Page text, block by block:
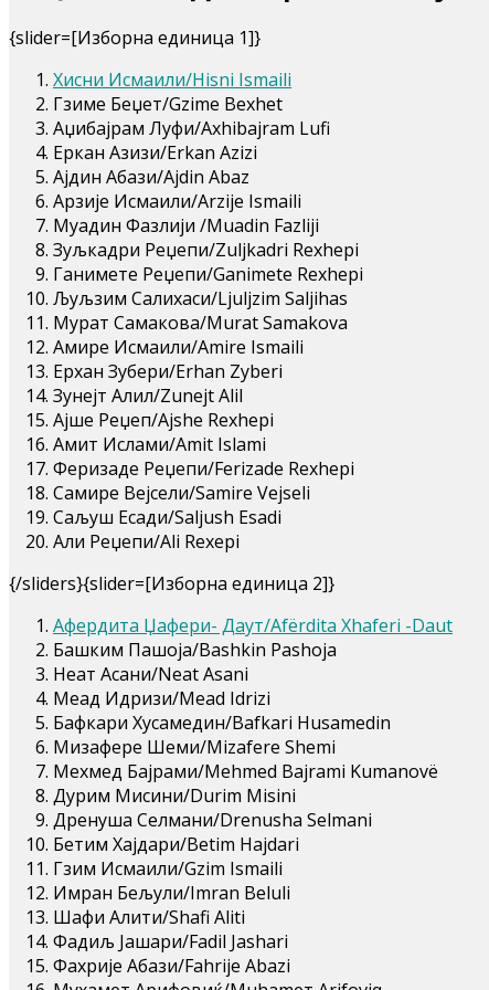
{slider=[Изборна единица 1]}
Хисни Исмаили/Hisni Ismaili
Гзиме Беџет/Gzime Bexhet
Аџибајрам Луфи/Axhibajram Lufi
Еркан Азизи/Erkan Azizi
Ајдин Абази/Ajdin Abaz
Арзије Исмаили/Arzije Ismaili
Муадин Фазлији /Muadin Fazliji
Зуљкадри Реџепи/Zulјkadri Rexhepi
Ганимете Реџепи/Ganimete Rexhepi
Љуљзим Салихаси/Lјulјzim Saljihas
Мурат Самакова/Murat Samakova
Амире Исмаили/Amire Ismaili
Ерхан Зубери/Erhan Zyberi
Зунејт Алил/Zunejt Alil
Ајше Реџеп/Ajshe Rexhepi
Амит Ислами/Amit Islami
Феризаде Реџепи/Ferizade Rexhepi
Самире Вејсели/Samire Vejseli
Саљуш Есади/Salјush Esadi
Али Реџепи/Ali Rexepi
{/sliders}{slider=[Изборна единица 2]}
Афердита Џафери- Даут/Afërdita Xhaferi -Daut
Башким Пашоја/Bashkin Pashoja
Неат Асани/Neat Asani
Меад Идризи/Mead Idrizi
Бафкари Хусамедин/Bafkari Husamedin
Мизафере Шеми/Mizafere Shemi
Мехмед Бајрами/Mehmed Bajrami Kumanovë
Дурим Мисини/Durim Misini
Дренуша Селмани/Drenusha Selmani
Бетим Хајдари/Betim Hajdari
Гзим Исмаили/Gzim Ismaili
Имран Бељули/Imran Beluli
Шафи Алити/Shafi Aliti
Фадиљ Јашари/Fadil Jashari
Фахрије Абази/Fahrije Abazi